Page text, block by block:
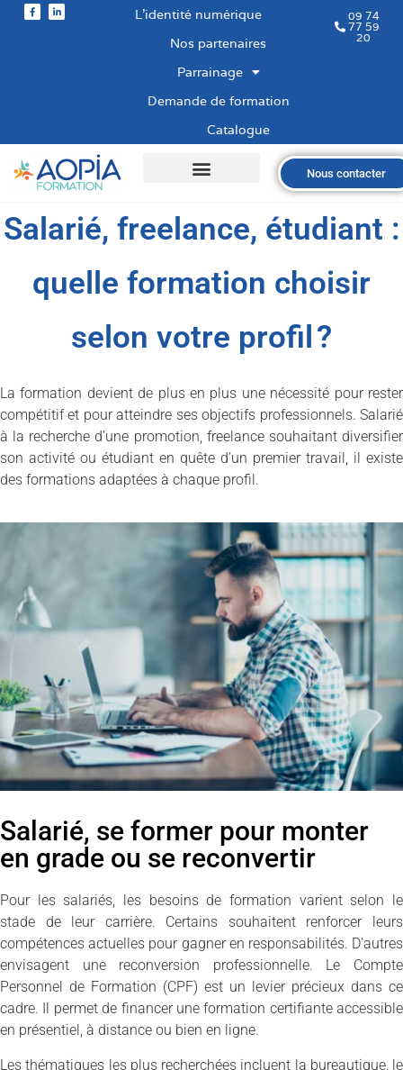
L’identité numérique
Nos partenaires
Parrainage
Demande de formation
Catalogue
09 74
77 59
20
Nous contacter
Salarié, freelance, étudiant :
quelle formation choisir
selon votre profil ?
La formation devient de plus en plus une nécessité pour rester
compétitif et pour atteindre ses objectifs professionnels. Salarié
à la recherche d’une promotion, freelance souhaitant diversifier
son activité ou étudiant en quête d’un premier travail, il existe
des formations adaptées à chaque profil.
Salarié, se former pour monter
en grade ou se reconvertir
Pour les salariés, les besoins de formation varient selon le
stade de leur carrière. Certains souhaitent renforcer leurs
compétences actuelles pour gagner en responsabilités. D’autres
envisagent une reconversion professionnelle. Le Compte
Personnel de Formation (CPF) est un levier précieux dans ce
cadre. Il permet de financer une formation certifiante accessible
en présentiel, à distance ou bien en ligne.
Les thématiques les plus recherchées incluent la bureautique, le